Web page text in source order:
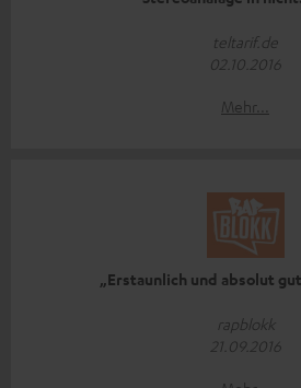
teltarif.de
02.10.2016
Mehr...
„Erstaunlich und absolut
rapblokk
21.09.2016